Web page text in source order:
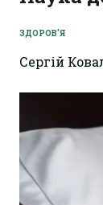
ЗДОРОВ'Я
Сергій